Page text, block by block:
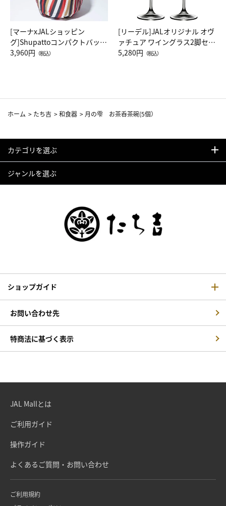
[マーナxJALショッピン
グ]Shupattoコンパクトバッグ
Drop JAL客室乗務員（LC）ス
3,960円 （税込）
[リーデル]JALオリジナル オヴ
ァチュア ワイングラス2脚セッ
ト（レッドワイン）
5,280円 （税込）
ホーム > たち吉 >和食器 > 月の雫 お茶呑茶碗(5個）
カテゴリを選ぶ
ジャンルを選ぶ
ショップガイド
お問い合わせ先
特商法に基づく表示
JAL Mallとは
ご利用ガイド
操作ガイド
よくあるご質問・お問い合わせ
ご利用規約